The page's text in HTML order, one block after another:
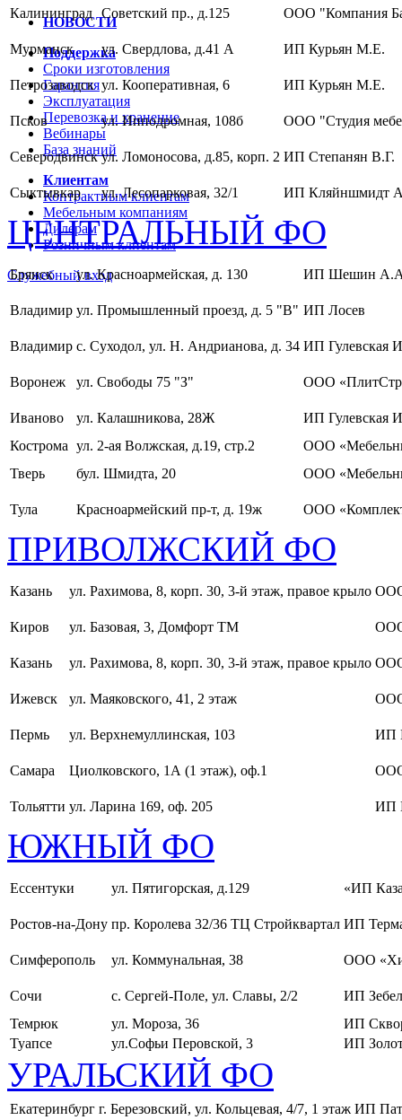
НОВОСТИ
Поддержка
Сроки изготовления
Гарантия
Эксплуатация
Перевозка и хранение
Вебинары
База знаний
Клиентам
Контрактным клиентам
Мебельным компаниям
Дилерам
Розничным клиентам
Служебный вход
Калининград Советский пр., д.125 ООО "Компания
Мурманск ул. Свердлова, д.41 А ИП Курьян М.Е.
Петрозаводск ул. Кооперативная, 6 ИП Курьян М.Е.
Псков ул. Ипподромная, 108б ООО "Студия
Северодвинск ул. Ломоносова, д.85, корп. 2 ИП Степанян В.Г.
Сыктывкар ул. Лесопарковая, 32/1 ИП Кляйншмидт
ЦЕНТРАЛЬНЫЙ ФО
Брянск ул. Красноармейская, д. 130 ИП Шешин
Владимир ул. Промышленный проезд, д. 5 "В" ИП Лосев
Владимир с. Суходол, ул. Н. Андрианова, д. 34 ИП Гулевская
Воронеж ул. Свободы 75 "З" ООО
Иваново ул. Калашникова, 28Ж
ИП Гулевская
Кострома ул. 2-ая Волжская, д.19, стр.2
ООО
Тверь
бул. Шмидта, 20 ООО
Тула Красноармейский пр-т, д. 19ж ООО
ПРИВОЛЖСКИЙ ФО
Казань ул. Рахимова, 8, корп. 30, 3-й этаж, правое крыло
Киров ул. Базовая, 3, Домфорт ТМ
Казань ул. Рахимова, 8, корп. 30, 3-й этаж, правое крыло
Ижевск ул. Маяковского, 41, 2 этаж
Пермь ул. Верхнемуллинская, 103 ИП
Самара Циолковского, 1А (1 этаж), оф.1
Тольятти ул. Ларина 169, оф. 205 ИП
ЮЖНЫЙ ФО
Ессентуки ул. Пятигорская, д.129 «ИП
Ростов-на-Дону пр. Королева 32/36 ТЦ Стройквартал ИП
Симферополь ул. Коммунальная, 38 ООО
Сочи с. Сергей-Поле, ул. Славы, 2/2
ИП
Темрюк
ул. Мороза, 36
ИП
Туапсе
ул.Софьи Перовской, 3 ИП
УРАЛЬСКИЙ ФО
Екатеринбург г. Березовский, ул. Кольцевая, 4/7, 1 этаж ИП